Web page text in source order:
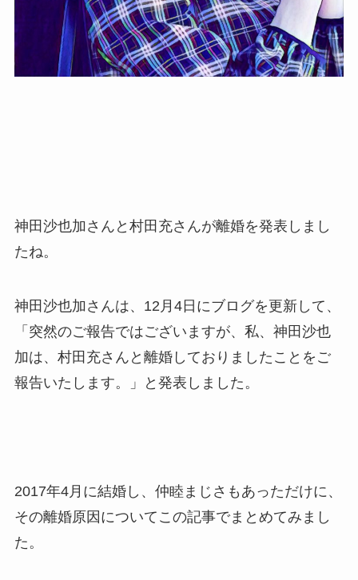
神田沙也加さんと村田充さんが離婚を発表しまし
たね。
神田沙也加さんは、12月4日にブログを更新して、
「突然のご報告ではございますが、私、神田沙也
加は、村田充さんと離婚しておりましたことをご
報告いたします。」と発表しました。
2017年4月に結婚し、仲睦まじさもあっただけに、
その離婚原因についてこの記事でまとめてみまし
た。